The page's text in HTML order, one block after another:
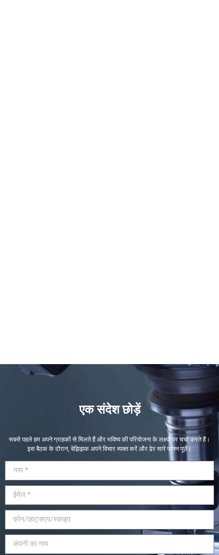
एक संदेश छोड़ें
सबसे पहले हम अपने ग्राहकों से मिलते हैं और भविष्य की परियोजना के लक्ष्यों पर चर्चा करते हैं।
इस बैठक के दौरान, बेझिझक अपने विचार व्यक्त करें और ढेर सारे प्रश्न पूछें।